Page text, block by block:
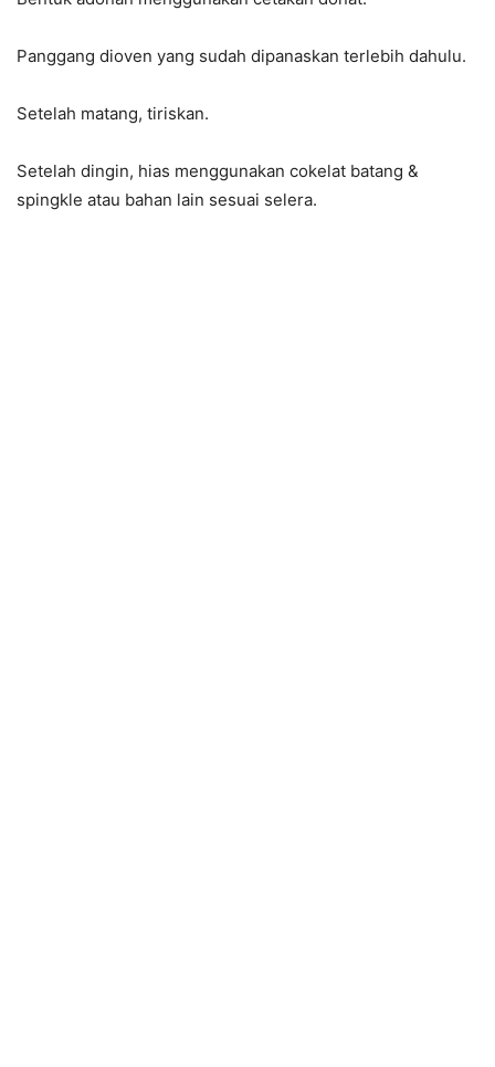
Panggang dioven yang sudah dipanaskan terlebih dahulu.
Setelah matang, tiriskan.
Setelah dingin, hias menggunakan cokelat batang &
spingkle atau bahan lain sesuai selera.